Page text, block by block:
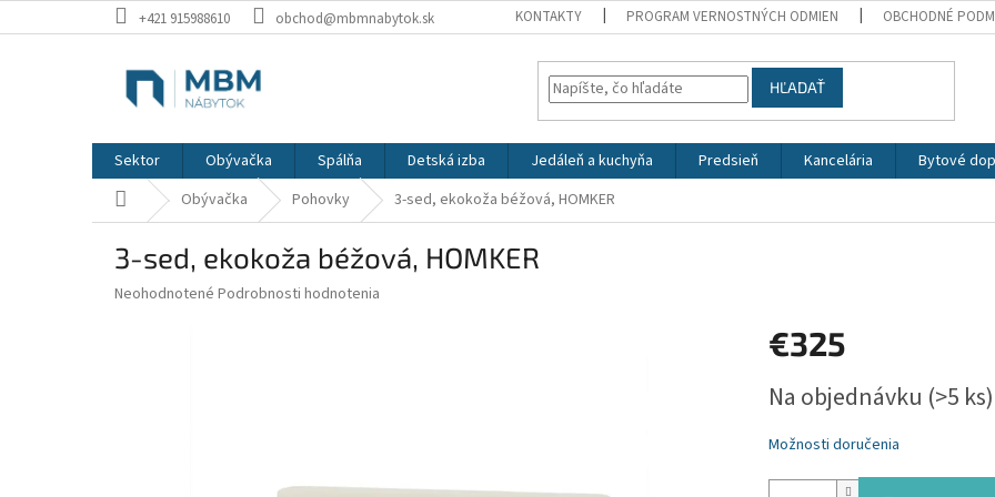
na
+421 915988610 obchod@mbmnabytok.sk KONTAKTY PROGRAM VERNOSTNÝCH ODMIEN OBCHODNÉ
HĽADAŤ
Sektor Obývačka Spálňa Detská izba Jedáleň a kuchyňa Predsieň Kancelária Bytové
Domov Obývačka Pohovky 3-sed, ekokoža béžová, HOMKER
3-sed, ekokoža béžová, HOMKER
Priemerné
Neohodnotené Podrobnosti hodnotenia
€325
cena:
Na objednávku (>5 ks)
Možnosti doručenia